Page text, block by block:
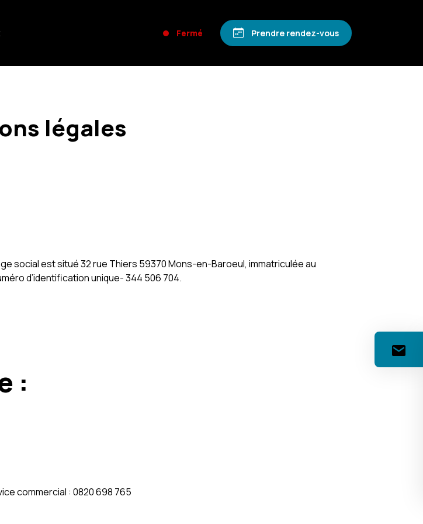
Fermé Prendre rendez-vous
légales
social est situé 32 rue Thiers 59370 Mons-en-Baroeul, immatriculée au
d’identification unique- 344 506 704.
:
commercial : 0820 698 765